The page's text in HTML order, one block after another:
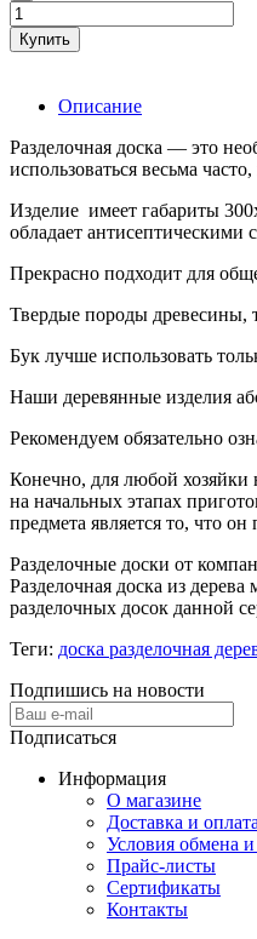
Купить
Описание
Разделочная доска — это
использоваться весьма
Изделие имеет габариты
обладает
Прекрасно подходит для
Твердые породы древесины,
Бук лучше использовать
Наши деревянные изделия
Рекомендуем обязательно
Конечно, для любой хозяйки
на начальных этапах
предмета является то, что
Разделочные доски от
Разделочная доска из
разделочных досок данной
Теги: доска разделочная
Подпишись на новости
Подписаться
Информация
О магазине
Доставка и оплата
Условия обмена и
Прайс-листы
Сертификаты
Контакты